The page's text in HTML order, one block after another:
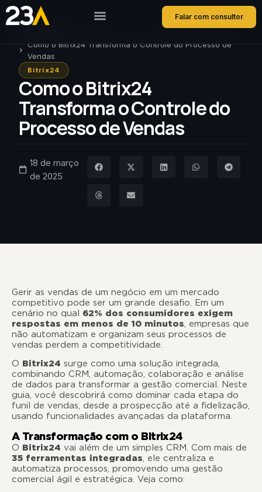
Falar com consultor
Como o Bitrix24 Transforma o Controle do Processo de
Vendas
Bitrix24
Como o Bitrix24
Transforma o Controle do
Processo de Vendas
18 de março
de 2025
Gerir as vendas de um negócio em um mercado
competitivo pode ser um grande desafio. Em um
cenário no qual 62% dos consumidores exigem
respostas em menos de 10 minutos, empresas que
não automatizam e organizam seus processos de
vendas perdem a competitividade.
O Bitrix24 surge como uma solução integrada,
combinando CRM, automação, colaboração e análise
de dados para transformar a gestão comercial. Neste
guia, você descobrirá como dominar cada etapa do
funil de vendas, desde a prospecção até a fidelização,
usando funcionalidades avançadas da plataforma.
A Transformação com o Bitrix24
O Bitrix24 vai além de um simples CRM. Com mais de
35 ferramentas integradas, ele centraliza e
automatiza processos, promovendo uma gestão
comercial ágil e estratégica. Veja como: